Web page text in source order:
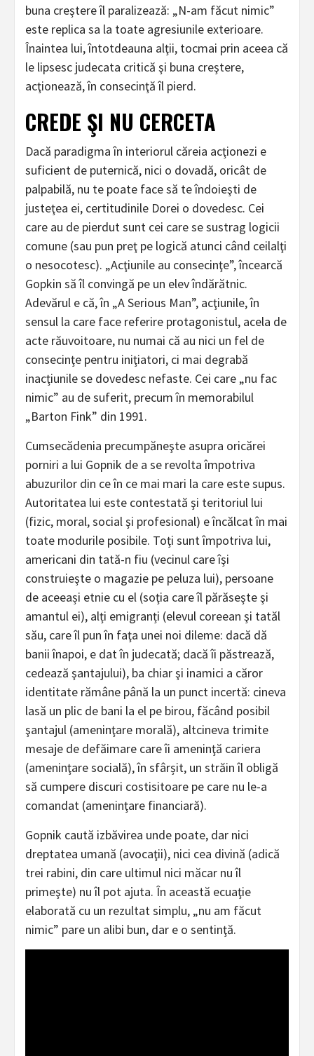
buna creştere îl paralizează: „N-am făcut nimic”
este replica sa la toate agresiunile exterioare.
Înaintea lui, întotdeauna alţii, tocmai prin aceea că
le lipsesc judecata critică şi buna creştere,
acţionează, în consecinţă îl pierd.
CREDE ŞI NU CERCETA
Dacă paradigma în interiorul căreia acţionezi e
suficient de puternică, nici o dovadă, oricât de
palpabilă, nu te poate face să te îndoieşti de
justeţea ei, certitudinile Dorei o dovedesc. Cei
care au de pierdut sunt cei care se sustrag logicii
comune (sau pun preţ pe logică atunci când ceilalţi
o nesocotesc). „Acţiunile au consecinţe”, încearcă
Gopkin să îl convingă pe un elev îndărătnic.
Adevărul e că, în „A Serious Man”, acţiunile, în
sensul la care face referire protagonistul, acela de
acte răuvoitoare, nu numai că au nici un fel de
consecinţe pentru iniţiatori, ci mai degrabă
inacţiunile se dovedesc nefaste. Cei care „nu fac
nimic” au de suferit, precum în memorabilul
„Barton Fink” din 1991.
Cumsecădenia precumpăneşte asupra oricărei
porniri a lui Gopnik de a se revolta împotriva
abuzurilor din ce în ce mai mari la care este supus.
Autoritatea lui este contestată şi teritoriul lui
(fizic, moral, social şi profesional) e încălcat în mai
toate modurile posibile. Toţi sunt împotriva lui,
americani din tată-n fiu (vecinul care îşi
construieşte o magazie pe peluza lui), persoane
de aceeași etnie cu el (soţia care îl părăseşte şi
amantul ei), alți emigranți (elevul coreean şi tatăl
său, care îl pun în faţa unei noi dileme: dacă dă
banii înapoi, e dat în judecată; dacă îi păstrează,
cedează şantajului), ba chiar şi inamici a căror
identitate rămâne până la un punct incertă: cineva
lasă un plic de bani la el pe birou, făcând posibil
şantajul (ameninţare morală), altcineva trimite
mesaje de defăimare care îi ameninţă cariera
(ameninţare socială), în sfârșit, un străin îl obligă
să cumpere discuri costisitoare pe care nu le-a
comandat (ameninţare financiară).
Gopnik caută izbăvirea unde poate, dar nici
dreptatea umană (avocaţii), nici cea divină (adică
trei rabini, din care ultimul nici măcar nu îl
primeşte) nu îl pot ajuta. În această ecuaţie
elaborată cu un rezultat simplu, „nu am făcut
nimic” pare un alibi bun, dar e o sentinţă.